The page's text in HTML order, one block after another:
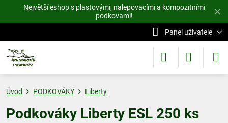
✕
Největší eshop s plastovými, nalepovacími a kompozitními
podkovami!
Panel uživatele
Úvod PODKOVÁKY Liberty
Podkováky Liberty ESL 250 ks